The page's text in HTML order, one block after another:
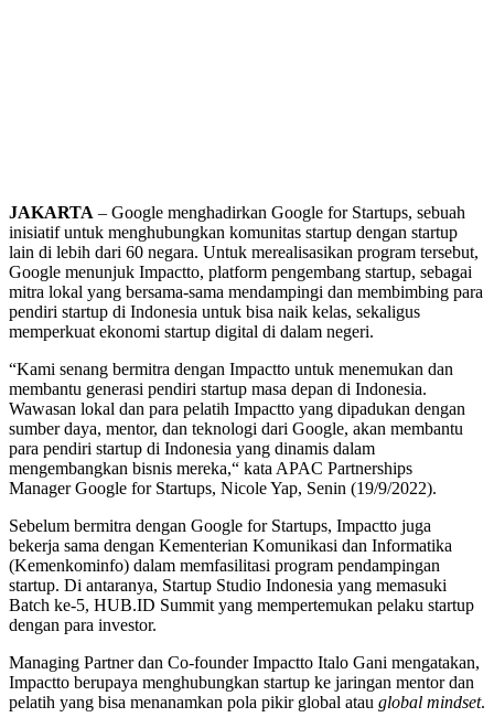
JAKARTA – Google menghadirkan Google for Startups, sebuah
inisiatif untuk menghubungkan komunitas startup dengan startup
lain di lebih dari 60 negara. Untuk merealisasikan program tersebut,
Google menunjuk Impactto, platform pengembang startup, sebagai
mitra lokal yang bersama-sama mendampingi dan membimbing para
pendiri startup di Indonesia untuk bisa naik kelas, sekaligus
memperkuat ekonomi startup digital di dalam negeri.
“Kami senang bermitra dengan Impactto untuk menemukan dan
membantu generasi pendiri startup masa depan di Indonesia.
Wawasan lokal dan para pelatih Impactto yang dipadukan dengan
sumber daya, mentor, dan teknologi dari Google, akan membantu
para pendiri startup di Indonesia yang dinamis dalam
mengembangkan bisnis mereka,“ kata APAC Partnerships
Manager Google for Startups, Nicole Yap, Senin (19/9/2022).
Sebelum bermitra dengan Google for Startups, Impactto juga
bekerja sama dengan Kementerian Komunikasi dan Informatika
(Kemenkominfo) dalam memfasilitasi program pendampingan
startup. Di antaranya, Startup Studio Indonesia yang memasuki
Batch ke-5, HUB.ID Summit yang mempertemukan pelaku startup
dengan para investor.
Managing Partner dan Co-founder Impactto Italo Gani mengatakan,
Impactto berupaya menghubungkan startup ke jaringan mentor dan
pelatih yang bisa menanamkan pola pikir global atau global mindset.